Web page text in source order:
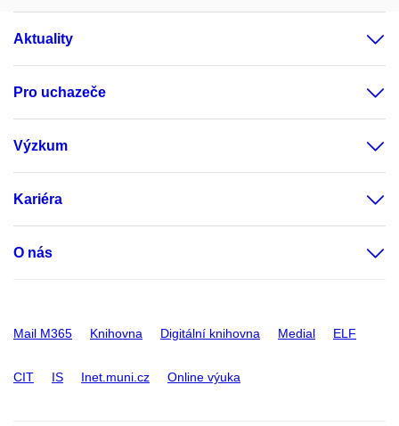
Aktuality
Pro uchazeče
Výzkum
Kariéra
O nás
Mail M365 Knihovna Digitální knihovna Medial ELF
CIT IS Inet.muni.cz Online výuka